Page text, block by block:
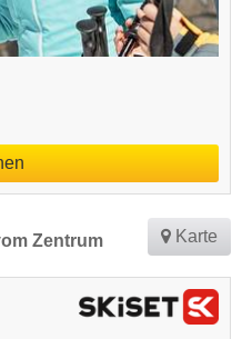
Zentrum Karte